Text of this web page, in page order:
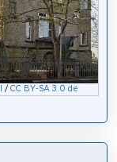
/ CC BY-SA 3.0 de